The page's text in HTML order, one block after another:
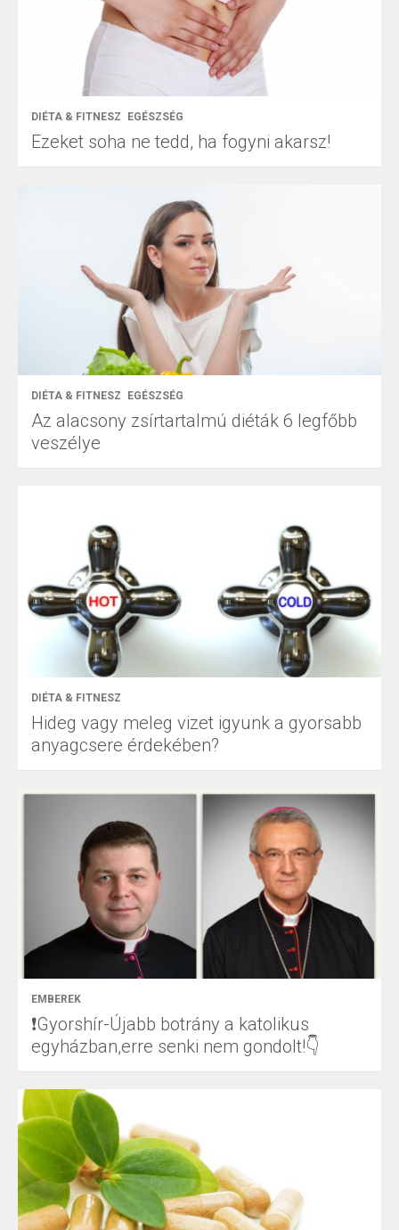
DIÉTA & FITNESZ EGÉSZSÉG
Ezeket soha ne tedd, ha fogyni akarsz!
DIÉTA & FITNESZ EGÉSZSÉG
Az alacsony zsírtartalmú diéták 6 legfőbb
veszélye
DIÉTA & FITNESZ
Hideg vagy meleg vizet igyunk a gyorsabb
anyagcsere érdekében?
EMBEREK
❗Gyorshír-Újabb botrány a katolikus
egyházban,erre senki nem gondolt!👇